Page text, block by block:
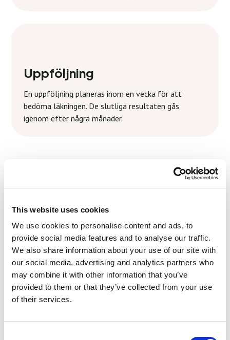
This website uses cookies
We use cookies to personalise content and ads, to
provide social media features and to analyse our traffic.
We also share information about your use of our site with
our social media, advertising and analytics partners who
may combine it with other information that you’ve
provided to them or that they’ve collected from your use
of their services.
Uppföljning
En uppföljning planeras inom en vecka för att
bedöma läkningen. De slutliga resultaten gås
igenom efter några månader.
Gør din oplevelse endnu
bedre med Adoreal
Udfyld Silhouette-formularen for at dele dine
ønsker - allerede før du møder din specialist